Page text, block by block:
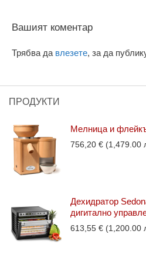
Вашият коментар
Трябва да влезете, за да
ПРОДУКТИ
Мелница и
756,20 € (1,479.00
Дехидратор
дигитално
613,55 € (1,200.00